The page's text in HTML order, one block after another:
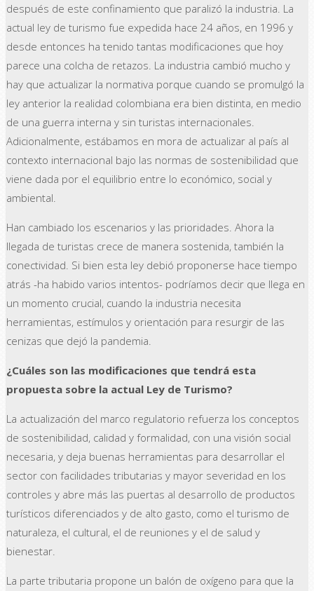
después de este confinamiento que paralizó la industria. La
actual ley de turismo fue expedida hace 24 años, en 1996 y
desde entonces ha tenido tantas modificaciones que hoy
parece una colcha de retazos. La industria cambió mucho y
hay que actualizar la normativa porque cuando se promulgó la
ley anterior la realidad colombiana era bien distinta, en medio
de una guerra interna y sin turistas internacionales.
Adicionalmente, estábamos en mora de actualizar al país al
contexto internacional bajo las normas de sostenibilidad que
viene dada por el equilibrio entre lo económico, social y
ambiental.
Han cambiado los escenarios y las prioridades. Ahora la
llegada de turistas crece de manera sostenida, también la
conectividad. Si bien esta ley debió proponerse hace tiempo
atrás -ha habido varios intentos- podríamos decir que llega en
un momento crucial, cuando la industria necesita
herramientas, estímulos y orientación para resurgir de las
cenizas que dejó la pandemia.
¿Cuáles son las modificaciones que tendrá esta
propuesta sobre la actual Ley de Turismo?
La actualización del marco regulatorio refuerza los conceptos
de sostenibilidad, calidad y formalidad, con una visión social
necesaria, y deja buenas herramientas para desarrollar el
sector con facilidades tributarias y mayor severidad en los
controles y abre más las puertas al desarrollo de productos
turísticos diferenciados y de alto gasto, como el turismo de
naturaleza, el cultural, el de reuniones y el de salud y
bienestar.
La parte tributaria propone un balón de oxígeno para que la